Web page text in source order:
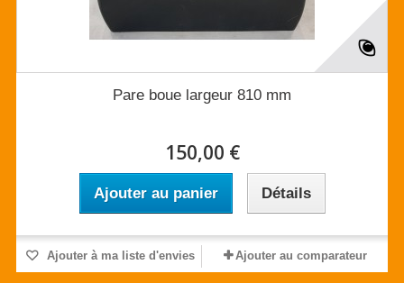
Pare boue largeur 810 mm
150,00 €
Ajouter au panier Détails
Ajouter à ma liste d'envies Ajouter au comparateur